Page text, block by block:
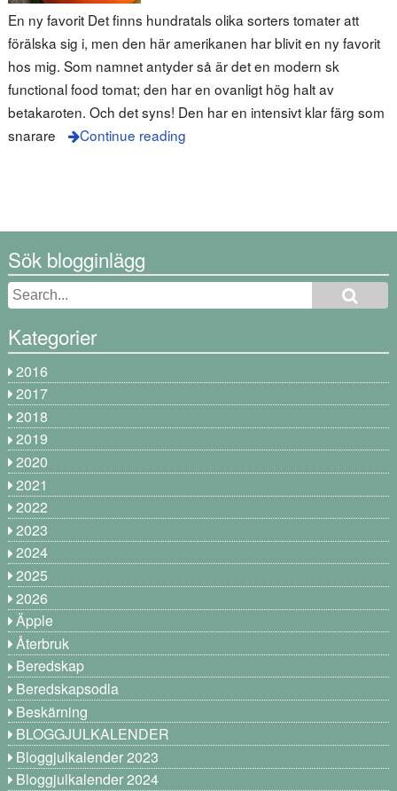
En ny favorit Det finns hundratals olika sorters tomater att
förälska sig i, men den här amerikanen har blivit en ny favorit
hos mig. Som namnet antyder så är det en modern sk
functional food tomat; den har en ovanligt hög halt av
betakaroten. Och det syns! Den har en intensivt klar färg som
snarare
Continue reading
Sök blogginlägg
Kategorier
2016
2017
2018
2019
2020
2021
2022
2023
2024
2025
2026
Äpple
Återbruk
Beredskap
Beredskapsodla
Beskärning
BLOGGJULKALENDER
Bloggjulkalender 2023
Bloggjulkalender 2024